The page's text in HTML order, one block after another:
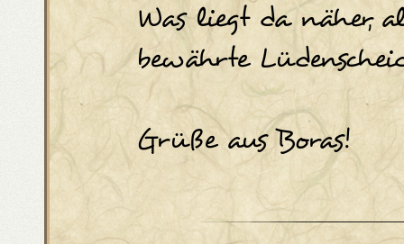
Was liegt da näher,
bewährte
Grüße aus Boras!